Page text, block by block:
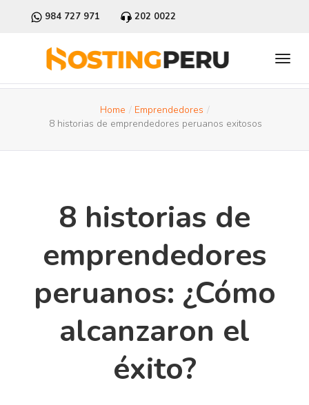
984 727 971 202 0022
Home
Emprendedores
8 historias de emprendedores peruanos exitosos
8 historias de
emprendedores
peruanos: ¿Cómo
alcanzaron el
éxito?